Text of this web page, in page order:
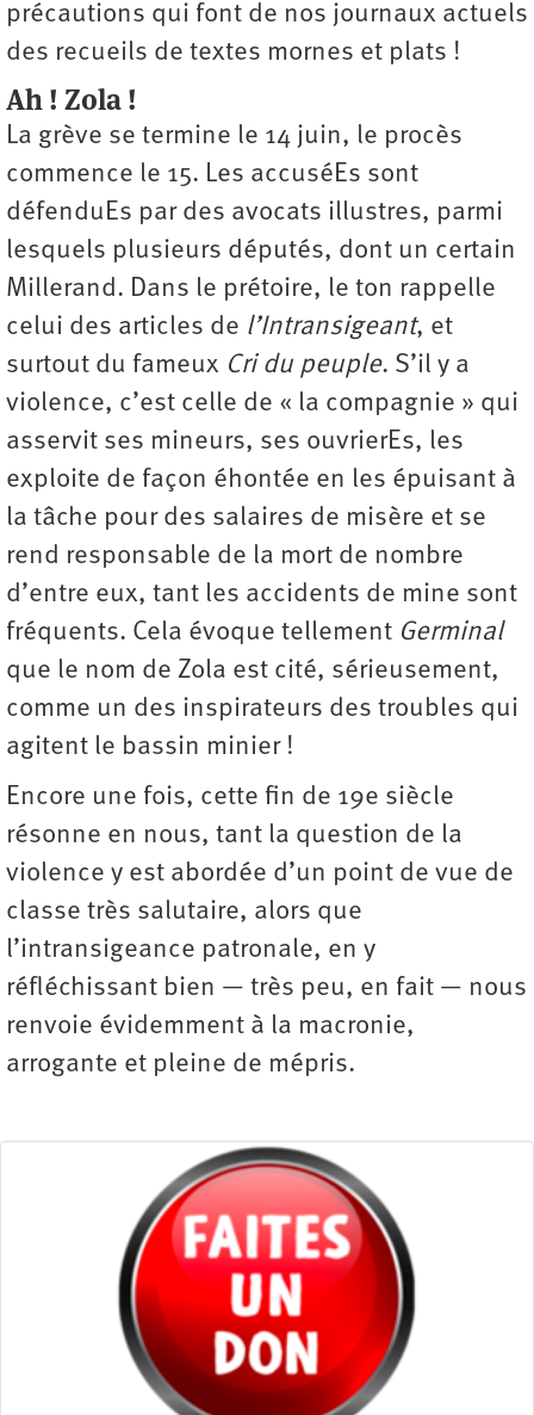
précautions qui font de nos journaux actuels
des recueils de textes mornes et plats !
Ah ! Zola !
La grève se termine le 14 juin, le procès
commence le 15. Les accuséEs sont
défenduEs par des avocats illustres, parmi
lesquels plusieurs députés, dont un certain
Millerand. Dans le prétoire, le ton rappelle
celui des articles de l’Intransigeant, et
surtout du fameux Cri du peuple. S’il y a
violence, c’est celle de « la compagnie » qui
asservit ses mineurs, ses ouvrierEs, les
exploite de façon éhontée en les épuisant à
la tâche pour des salaires de misère et se
rend responsable de la mort de nombre
d’entre eux, tant les accidents de mine sont
fréquents. Cela évoque tellement Germinal
que le nom de Zola est cité, sérieusement,
comme un des inspirateurs des troubles qui
agitent le bassin minier !
Encore une fois, cette fin de 19e siècle
résonne en nous, tant la question de la
violence y est abordée d’un point de vue de
classe très salutaire, alors que
l’intransigeance patronale, en y
réfléchissant bien — très peu, en fait — nous
renvoie évidemment à la macronie,
arrogante et pleine de mépris.